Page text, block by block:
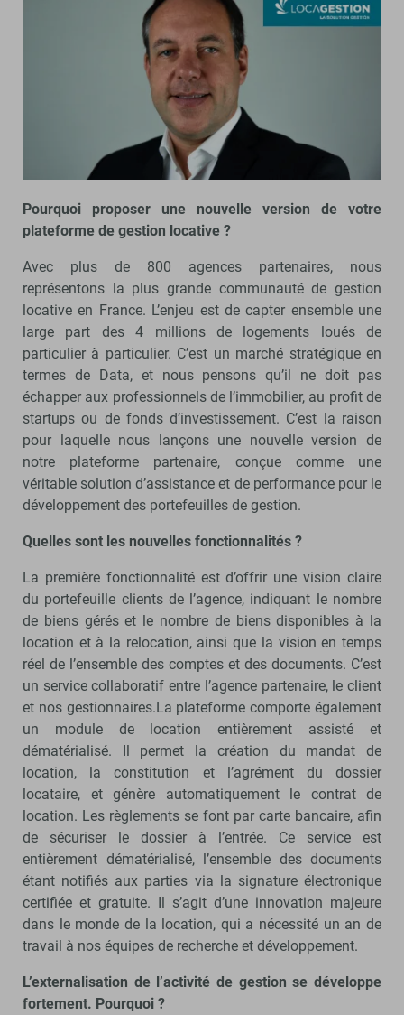
Pourquoi proposer une nouvelle version de votre
plateforme de gestion locative ?
Avec plus de 800 agences partenaires, nous
représentons la plus grande communauté de gestion
locative en France. L’enjeu est de capter ensemble une
large part des 4 millions de logements loués de
particulier à particulier. C’est un marché stratégique en
termes de Data, et nous pensons qu’il ne doit pas
échapper aux professionnels de l’immobilier, au profit de
startups ou de fonds d’investissement. C’est la raison
pour laquelle nous lançons une nouvelle version de
notre plateforme partenaire, conçue comme une
véritable solution d’assistance et de performance pour le
développement des portefeuilles de gestion.
Quelles sont les nouvelles fonctionnalités ?
La première fonctionnalité est d’offrir une vision claire
du portefeuille clients de l’agence, indiquant le nombre
de biens gérés et le nombre de biens disponibles à la
location et à la relocation, ainsi que la vision en temps
réel de l’ensemble des comptes et des documents. C’est
un service collaboratif entre l’agence partenaire, le client
et nos gestionnaires.La plateforme comporte également
un module de location entièrement assisté et
dématérialisé. Il permet la création du mandat de
location, la constitution et l’agrément du dossier
locataire, et génère automatiquement le contrat de
location. Les règlements se font par carte bancaire, afin
de sécuriser le dossier à l’entrée. Ce service est
entièrement dématérialisé, l’ensemble des documents
étant notifiés aux parties via la signature électronique
certifiée et gratuite. Il s’agit d’une innovation majeure
dans le monde de la location, qui a nécessité un an de
travail à nos équipes de recherche et développement.
L’externalisation de l’activité de gestion se développe
fortement. Pourquoi ?